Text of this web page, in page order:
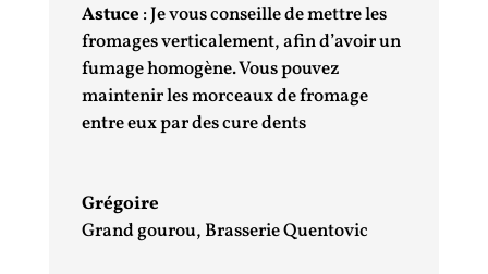
Astuce : Je vous conseille de mettre les
fromages verticalement, afin d’avoir un
fumage homogène. Vous pouvez
maintenir les morceaux de fromage
entre eux par des cure dents
Grégoire
Grand gourou, Brasserie Quentovic